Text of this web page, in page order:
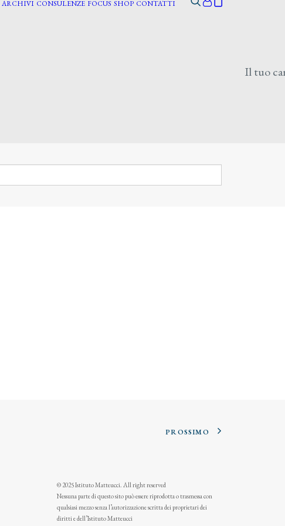
ARCHIVI CONSULENZE FOCUS SHOP CONTATTI
Il tuo
PROSSIMO
© 2025 Istituto Matteucci. All right reserved
Nessuna parte di questo sito può essere riprodotta o trasmessa con
qualsiasi mezzo senza l’autorizzazione scritta dei proprietari dei
diritti e dell’Istituto Matteucci